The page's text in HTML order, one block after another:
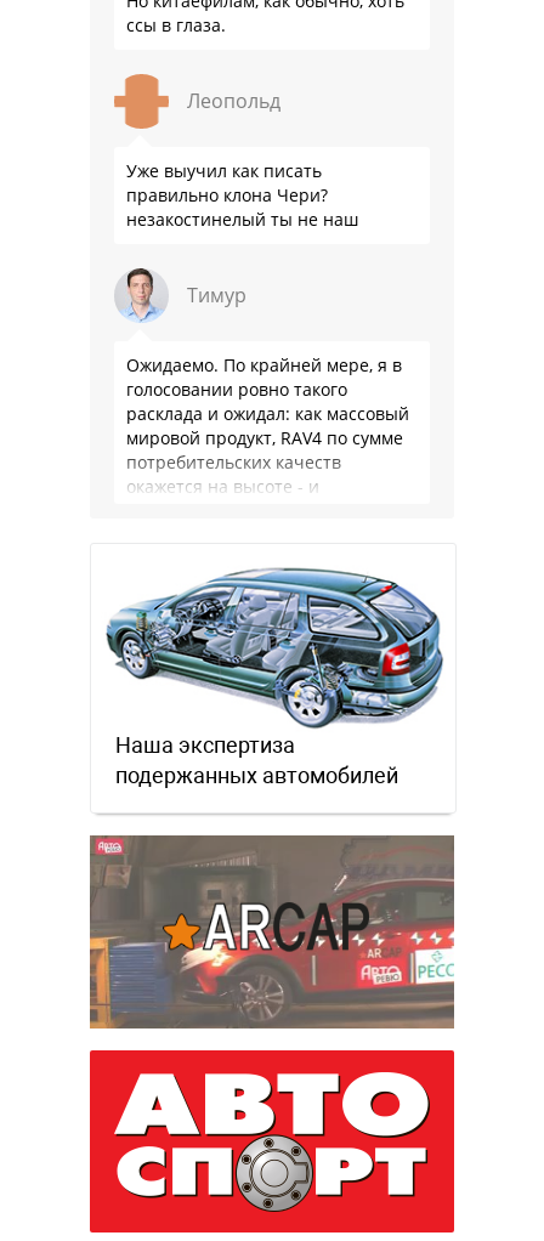
ссы в глаза.
Леопольд
Уже выучил как писать
правильно клона Чери?
незакостинелый ты не наш
Тимур
Ожидаемо. По крайней мере, я в
голосовании ровно такого
расклада и ожидал: как массовый
мировой продукт, RAV4 по сумме
потребительских качеств
окажется на высоте - и
Наша экспертиза
подержанных автомобилей